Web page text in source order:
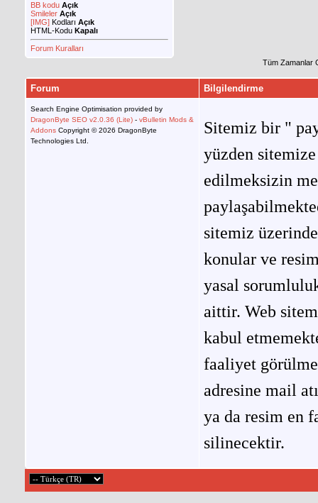
BB kodu Açık
Smileler Açık
[IMG] Kodları Açık
HTML-Kodu Kapalı
Forum Kuralları
Tüm Zamanlar
Forum Bilgilendirme
Search Engine Optimisation provided by
DragonByte SEO v2.0.36 (Lite) - vBulletin Mods &
Addons Copyright © 2026 DragonByte
Technologies Ltd.
Sitemiz bir "
yüzden
edilmeksizin
sitemiz
konular ve
yasal
aittir. Web
kabul
faaliyet
adresine mail
ya da resim en
silinecektir.